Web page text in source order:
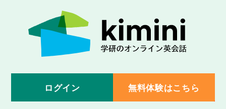
ログイン 無料体験はこちら